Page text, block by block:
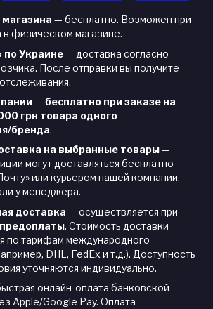
— бесплатно. Возможен при
в физическом магазине.
по Украине— доставка согласно
После отправки вы получите
— бесплатно при заказе на
грн товара одного
бренда.
на выбранные товары—
могут доставляться бесплатно
или курьером нашей компании.
у менеджера.
доставка — осуществляется при
. Стоимость доставки
по тарифам международного
DHL, FedEx и т.д.). Доступность
уточняются индивидуально.
онлайн-оплата банковской
Apple/Google Pay. Оплата